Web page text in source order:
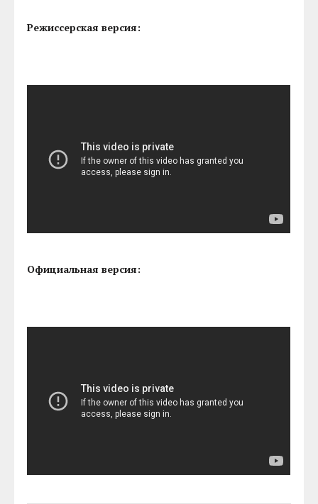
Режиссерская версия:
Официальная версия: